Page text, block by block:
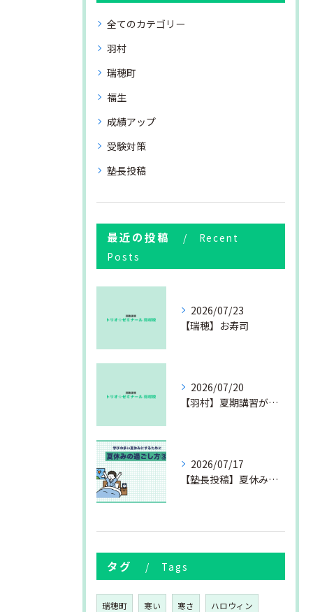
全てのカテゴリー
羽村
瑞穂町
福生
成績アップ
受験対策
塾長投稿
最近の投稿
Recent
Posts
2026/07/23
【瑞穂】お寿司
2026/07/20
【羽村】夏期講習が始まりました
2026/07/17
【塾長投稿】夏休みの過ごし方③
タグ Tags
瑞穂町 寒い 寒さ ハロウィン